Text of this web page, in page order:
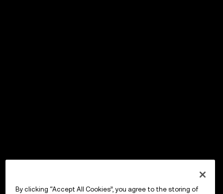
By clicking “Accept All Cookies”, you agree to the storing of